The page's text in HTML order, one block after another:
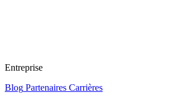
Entreprise
Blog Partenaires Carrières